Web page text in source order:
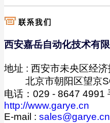
西安嘉岳自动化技术有
地址 : 西安市未央区经
北京市朝阳区望京
电话：029 - 8647 4991
http://www.garye.cn
E-mail : sales@garye.cn